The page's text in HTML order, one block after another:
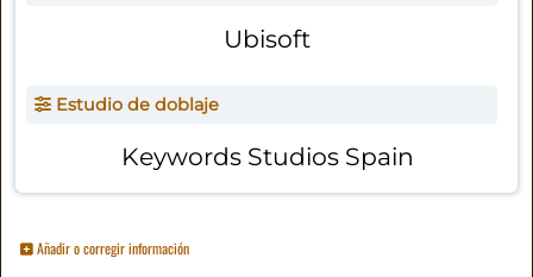
Ubisoft
Estudio de doblaje
Keywords Studios Spain
Añadir o corregir información